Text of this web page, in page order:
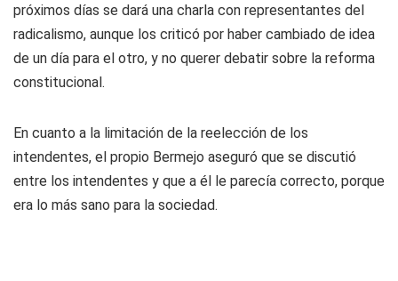
próximos días se dará una charla con representantes del
radicalismo, aunque los criticó por haber cambiado de idea
de un día para el otro, y no querer debatir sobre la reforma
constitucional.
En cuanto a la limitación de la reelección de los
intendentes, el propio Bermejo aseguró que se discutió
entre los intendentes y que a él le parecía correcto, porque
era lo más sano para la sociedad.